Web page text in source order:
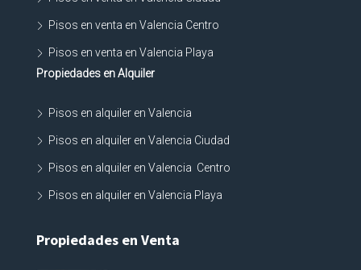
Pisos en venta en Valencia Centro
Pisos en venta en Valencia Playa
Propiedades en Alquiler
Pisos en alquiler en Valencia
Pisos en alquiler en Valencia Ciudad
Pisos en alquiler en Valencia Centro
Pisos en alquiler en Valencia Playa
Propiedades en Venta